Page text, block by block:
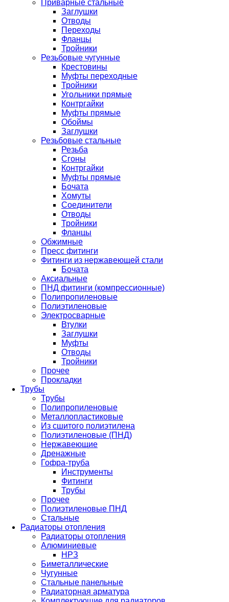
Приварные стальные
Заглушки
Отводы
Переходы
Фланцы
Тройники
Резьбовые чугунные
Крестовины
Муфты переходные
Тройники
Угольники прямые
Контргайки
Муфты прямые
Обоймы
Заглушки
Резьбовые стальные
Резьба
Сгоны
Контргайки
Муфты прямые
Бочата
Хомуты
Соединители
Отводы
Тройники
Фланцы
Обжимные
Пресс фитинги
Фитинги из нержавеющей стали
Бочата
Аксиальные
ПНД фитинги (компрессионные)
Полипропиленовые
Полиэтиленовые
Электросварные
Втулки
Заглушки
Муфты
Отводы
Тройники
Прочее
Прокладки
Трубы
Трубы
Полипропиленовые
Металлопластиковые
Из сшитого полиэтилена
Полиэтиленовые (ПНД)
Нержавеющие
Дренажные
Гофра-труба
Инструменты
Фитинги
Трубы
Прочее
Полиэтиленовые ПНД
Стальные
Радиаторы отопления
Радиаторы отопления
Алюминиевые
НРЗ
Биметаллические
Чугунные
Стальные панельные
Радиаторная арматура